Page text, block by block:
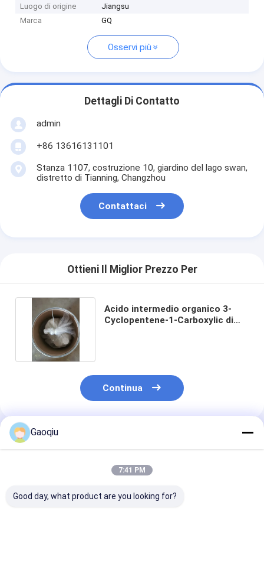
Luogo di origine
Jiangsu
Marca
GQ
Osservi più
Dettagli Di Contatto
admin
+86 13616131101
Stanza 1107, costruzione 10, giardino del lago swan,
distretto di Tianning, Changzhou
Contattaci
Ottieni Il Miglior Prezzo Per
Acido intermedio organico 3-
Cyclopentene-1-Carboxylic di
Continua
Prodotti Raccomandati
Gaoqiu
7:41 PM
Good day, what product are you looking for?